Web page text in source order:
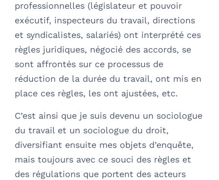
professionnelles (législateur et pouvoir
exécutif, inspecteurs du travail, directions
et syndicalistes, salariés) ont interprété ces
règles juridiques, négocié des accords, se
sont affrontés sur ce processus de
réduction de la durée du travail, ont mis en
place ces règles, les ont ajustées, etc.
C’est ainsi que je suis devenu un sociologue
du travail et un sociologue du droit,
diversifiant ensuite mes objets d’enquête,
mais toujours avec ce souci des règles et
des régulations que portent des acteurs